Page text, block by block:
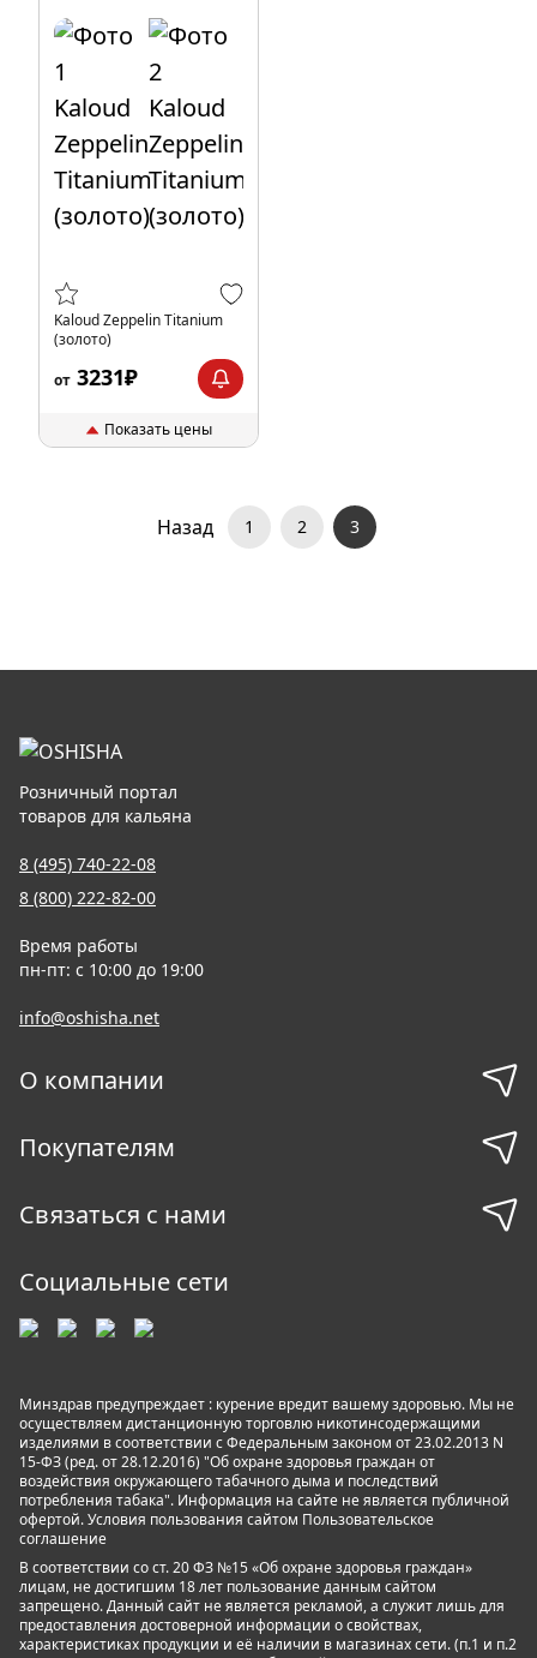
Kaloud Zeppelin Titanium
(золото)
от 3231₽
Показать цены
Назад 1 2 3
Розничный портал
товаров для кальяна
8 (495) 740-22-08
8 (800) 222-82-00
Время работы
пн-пт: с 10:00 до 19:00
info@oshisha.net
О компании
Покупателям
Связаться с нами
Социальные сети
Минздрав предупреждает : курение вредит вашему здоровью. Мы не
осуществляем дистанционную торговлю никотинсодержащими
изделиями в соответствии с Федеральным законом от 23.02.2013 N
15-ФЗ (ред. от 28.12.2016) "Об охране здоровья граждан от
воздействия окружающего табачного дыма и последствий
потребления табака". Информация на сайте не является публичной
офертой. Условия пользования сайтом Пользовательское
соглашение
В соответствии со ст. 20 ФЗ №15 «Об охране здоровья граждан»
лицам, не достигшим 18 лет пользование данным сайтом
запрещено. Данный сайт не является рекламой, а служит лишь для
предоставления достоверной информации о свойствах,
характеристиках продукции и её наличии в магазинах сети. (п.1 и п.2